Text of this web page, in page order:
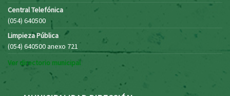
Central Telefónica
(054) 640500
Limpieza Pública
(054) 640500 anexo 721
Ver directorio municipal